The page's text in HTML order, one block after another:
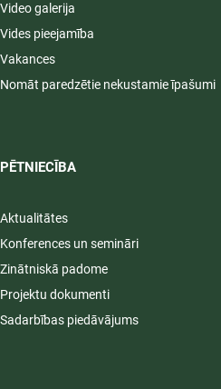
Video galerija
Vides pieejamība
Vakances
Nomāt paredzētie nekustamie īpašumi
PĒTNIECĪBA
Aktualitātes
Konferences un semināri
Zinātniskā padome
Projektu dokumenti
Sadarbības piedāvājums